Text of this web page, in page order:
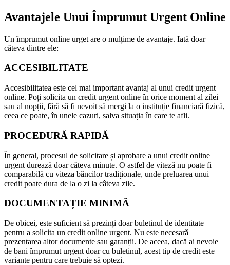
Avantajele Unui Împrumut Urgent Online
Un împrumut online urget are o mulțime de avantaje. Iată doar
câteva dintre ele:
ACCESIBILITATE
Accesibilitatea este cel mai important avantaj al unui credit urgent
online. Poți solicita un credit urgent online în orice moment al zilei
sau al nopții, fără să fi nevoit să mergi la o instituție financiară fizică,
ceea ce poate, în unele cazuri, salva situația în care te afli.
PROCEDURĂ RAPIDĂ
În general, procesul de solicitare și aprobare a unui credit online
urgent durează doar câteva minute. O astfel de viteză nu poate fi
comparabilă cu viteza băncilor tradiționale, unde preluarea unui
credit poate dura de la o zi la câteva zile.
DOCUMENTAȚIE MINIMĂ
De obicei, este suficient să prezinți doar buletinul de identitate
pentru a solicita un credit online urgent. Nu este necesară
prezentarea altor documente sau garanții. De aceea, dacă ai nevoie
de bani împrumut urgent doar cu buletinul, acest tip de credit este
variante pentru care trebuie să optezi.